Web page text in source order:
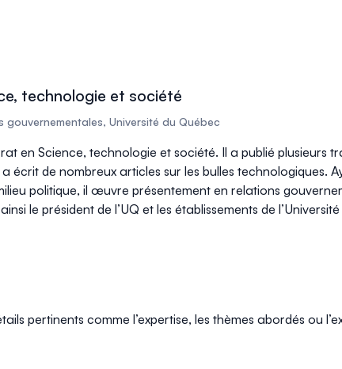
technologie et société
Université du Québec
en Science, technologie et société. Il a publié plusieurs
écrit de nombreux articles sur les bulles technologiques.
politique, il œuvre présentement en relations
le président de l’UQ et les établissements de
pertinents comme l’expertise, les thèmes abordés ou